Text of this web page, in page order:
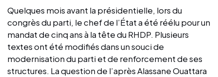
Quelques mois avant la présidentielle, lors du
congrès du parti, le chef de l’État a été réélu pour un
mandat de cinq ans à la tête du RHDP. Plusieurs
textes ont été modifiés dans un souci de
modernisation du parti et de renforcement de ses
structures. La question de l’après Alassane Ouattara